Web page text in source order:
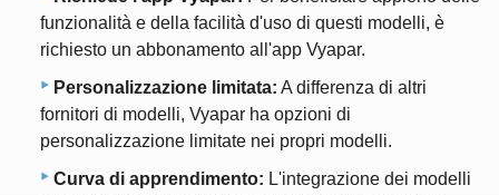
funzionalità e della facilità d'uso di questi modelli, è
richiesto un abbonamento all'app Vyapar.
Personalizzazione limitata: A differenza di altri
fornitori di modelli, Vyapar ha opzioni di
personalizzazione limitate nei propri modelli.
Curva di apprendimento: L'integrazione dei modelli